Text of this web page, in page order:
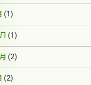
(1)
(1)
(2)
(2)